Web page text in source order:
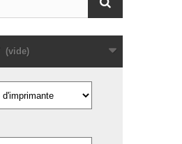
(vide)